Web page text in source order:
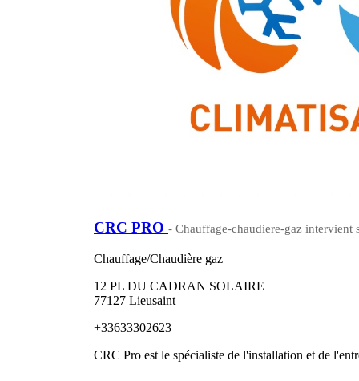
CRC PRO - Chauffage-chaudiere-gaz intervient
Chauffage/Chaudière gaz
12 PL DU CADRAN SOLAIRE
77127 Lieusaint
+33633302623
CRC Pro est le spécialiste de l'installation et de